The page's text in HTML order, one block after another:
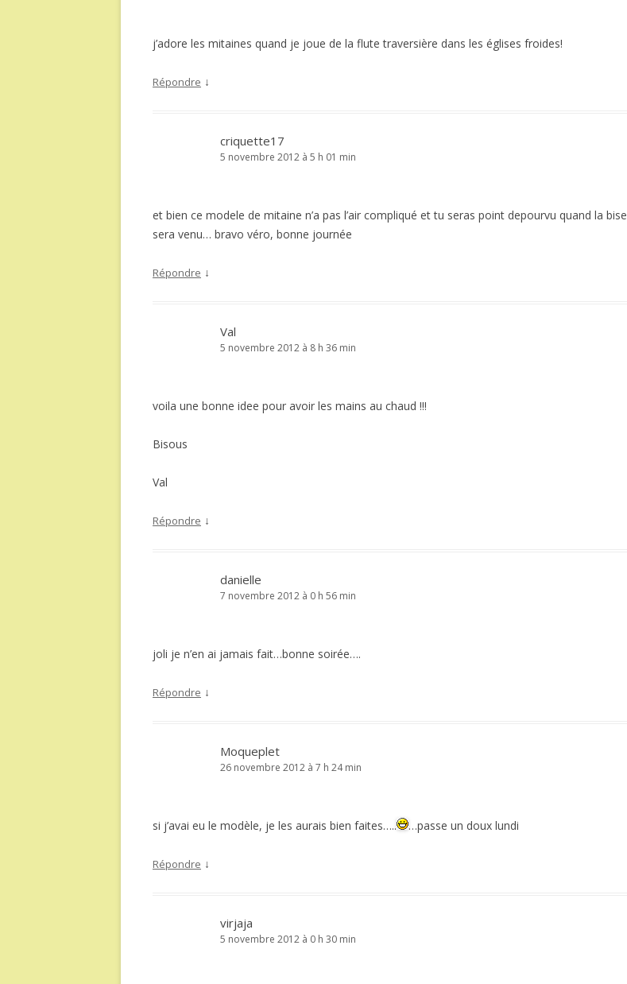
j’adore les mitaines quand je joue de la flute traversière dans les églises froides!
Répondre ↓
criquette17
5 novembre 2012 à 5 h 01 min
et bien ce modele de mitaine n’a pas l’air compliqué et tu seras point depourvu quand la bise
sera venu… bravo véro, bonne journée
Répondre ↓
Val
5 novembre 2012 à 8 h 36 min
voila une bonne idee pour avoir les mains au chaud !!!
Bisous
Val
Répondre ↓
danielle
7 novembre 2012 à 0 h 56 min
joli je n’en ai jamais fait…bonne soirée….
Répondre ↓
Moqueplet
26 novembre 2012 à 7 h 24 min
si j’avai eu le modèle, je les aurais bien faites….. …passe un doux lundi
Répondre ↓
virjaja
5 novembre 2012 à 0 h 30 min